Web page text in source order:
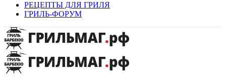
РЕЦЕПТЫ ДЛЯ ГРИЛЯ
ГРИЛЬ-ФОРУМ